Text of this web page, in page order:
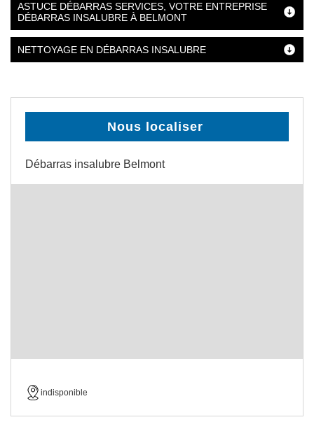
ASTUCE DÉBARRAS SERVICES, VOTRE ENTREPRISE
DÉBARRAS INSALUBRE À BELMONT
NETTOYAGE EN DÉBARRAS INSALUBRE
Nous localiser
Débarras insalubre Belmont
indisponible